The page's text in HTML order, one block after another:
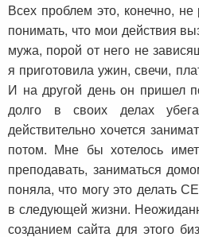
Всех проблем это, конечно,
понимать, что мои действия
мужа, порой от него не
я приготовила ужин, свечи,
И на другой день он пришел
долго в своих делах
действительно хочется
потом. Мне бы хотелось
преподавать, заниматься
поняла, что могу это делать
в следующей жизни.
созданием сайта для этого